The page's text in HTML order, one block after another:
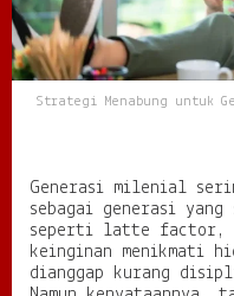
G
n
e
r
i
l
e
n
Strategi Menabung untuk
Generasi milenial
sebagai generasi
seperti latte factor,
keinginan menikmati
dianggap kurang